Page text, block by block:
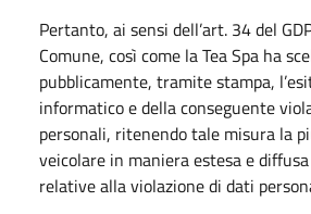
Pertanto, ai sensi dell’art. 34 del
Comune, così come la Tea Spa ha
pubblicamente, tramite stampa,
informatico e della conseguente
personali, ritenendo tale misura la
veicolare in maniera estesa e
relative alla violazione di dati